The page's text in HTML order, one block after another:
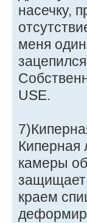
насечку,
меня
USE.
Киперная
камеры
защищает
краем